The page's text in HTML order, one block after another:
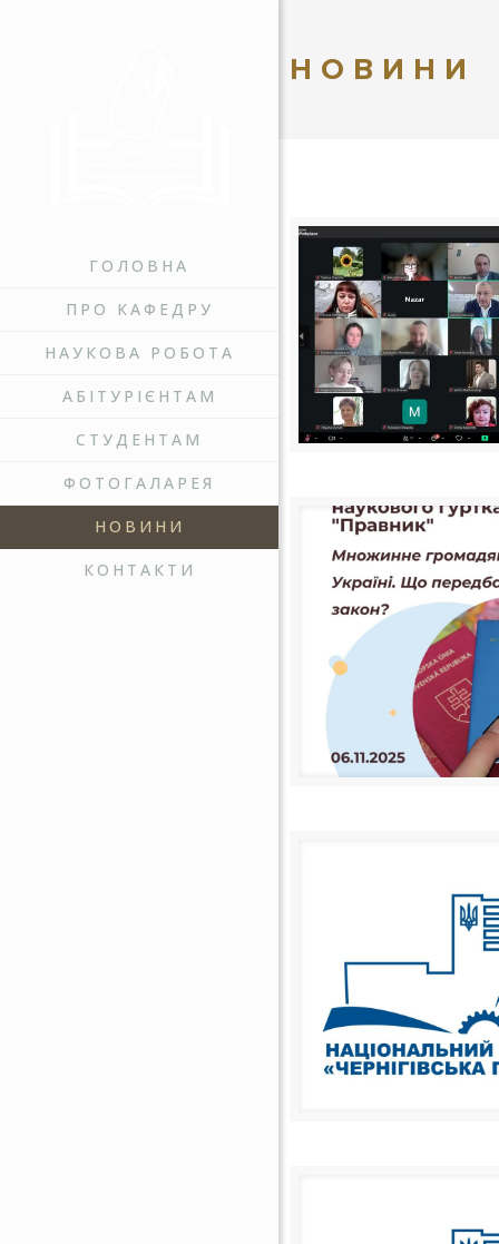
ГОЛОВНА
ПРО КАФЕДРУ
НАУКОВА РОБОТА
АБІТУРІЄНТАМ
СТУДЕНТАМ
ФОТОГАЛАРЕЯ
НОВИНИ
КОНТАКТИ
НОВИНИ